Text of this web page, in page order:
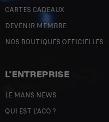
CARTES CADEAUX
DEVENIR MEMBRE
NOS BOUTIQUES OFFICIELLES
L'ENTREPRISE
LE MANS NEWS
QUI EST L'ACO ?